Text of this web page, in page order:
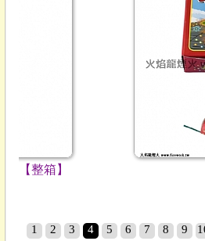
煙火 - 樂淘淘
1 2 3 4 5 6 7 8 9